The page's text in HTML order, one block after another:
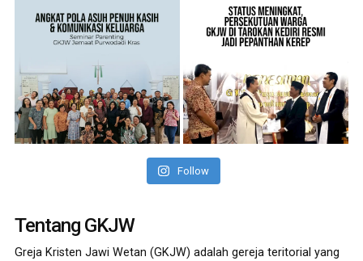
Follow
Tentang GKJW
Greja Kristen Jawi Wetan (GKJW) adalah gereja teritorial yang